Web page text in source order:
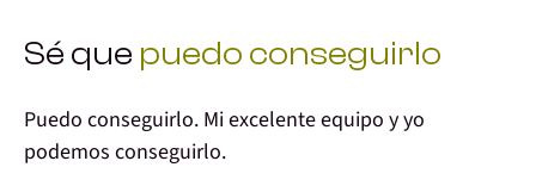
Sé que puedo conseguirlo
Puedo conseguirlo. Mi excelente equipo y yo
podemos conseguirlo.